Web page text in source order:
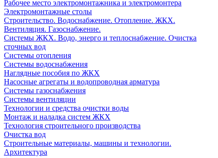
Рабочее место электромонтажника и электромонтера
Электромонтажные столы
Строительство. Водоснабжение. Отопление. ЖКХ.
Вентиляция. Газоснабжение.
Системы ЖКХ. Водо, энерго и теплоснабжение. Очистка
сточных вод
Системы отопления
Системы водоснабжения
Наглядные пособия по ЖКХ
Насосные агрегаты и водопроводная арматура
Системы газоснабжения
Системы вентиляции
Технологии и средства очистки воды
Монтаж и наладка систем ЖКХ
Технология строительного производства
Очистка вод
Строительные материалы, машины и технологии.
Архитектура